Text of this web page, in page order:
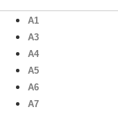
A1
A3
A4
A5
A6
A7